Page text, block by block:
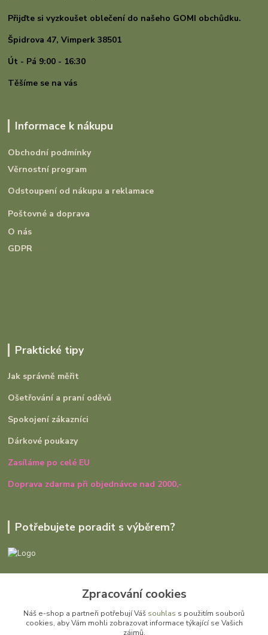
Přijďte si vyzkoušet oblečení do našeho GOMI obchůdku.
Špidrova 47,Vimperk 38501
Út - Pá 9:00 - 16:30
Těšíme se na vás
Informace k nákupu
Obchodní podmínky
Věrnostní program
Odstoupení od nákupu a reklamace
Poštovné a doprava
O nás
GDPR
Praktické tipy
Jak správně měřit
Ošetřování a praní oděvů
Spokojení zákazníci
Dárkové poukazy
Zasíláme po celé EU
Doprava zdarma při objednávce nad 2000,-
Potřebujete poradit s výběrem?
+420 727 979 401
info@gomi.cz
Zpracování cookies
Náš e-shop a partneři potřebují Váš souhlas s použitím souborů
cookies, aby Vám mohli zobrazovat informace týkající se Vašich
zájmů.